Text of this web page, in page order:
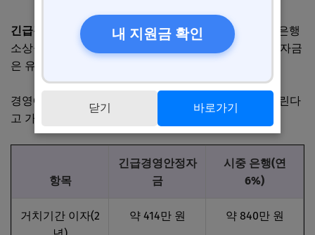
긴급경영안정자금
의 가장 큰 장점은 금리입니다. 시중 은행
소상공인 대출 평균 금리가 연 5~7%인데, 긴급경영안정자금
은 유형에 따라 연 2.0~2.96%거든요.
경영애로 유형으로 7천만 원을 5년간(거치 2년 포함) 빌린다
고 가정해 보겠습니다.
항목
긴급경영안정자
금
시중 은행(연
6%)
거치기간 이자(2
약 414만 원 약 840만 원
내 지원금 확인
닫기 바로가기